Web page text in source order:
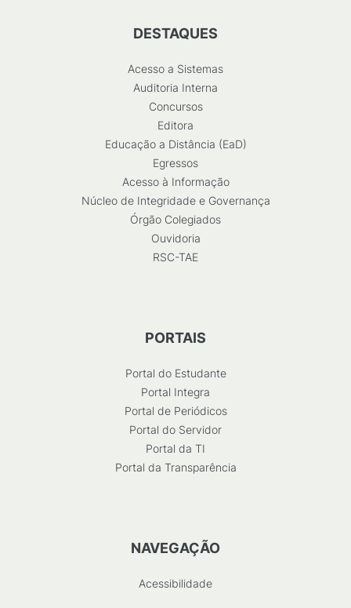
DESTAQUES
Acesso a Sistemas
Auditoria Interna
Concursos
Editora
Educação a Distância (EaD)
Egressos
Acesso à Informação
Núcleo de Integridade e Governança
Órgão Colegiados
Ouvidoria
RSC-TAE
PORTAIS
Portal do Estudante
Portal Integra
Portal de Periódicos
Portal do Servidor
Portal da TI
Portal da Transparência
NAVEGAÇÃO
Acessibilidade